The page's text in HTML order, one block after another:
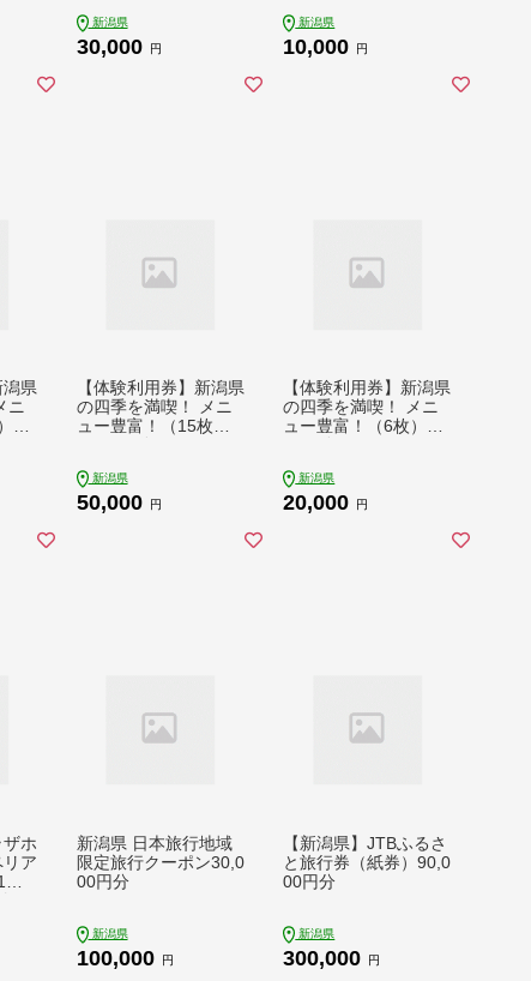
新潟県
30,000 円
新潟県
10,000 円
潟県
ニ
3,0
【体験利用券】新潟県
の四季を満喫！ メニ
ュー豊富！（15枚）1
新潟県
50,000 円
【体験利用券】新潟県
の四季を満喫！ メニ
ュー豊富！（6枚）6,0
新潟県
20,000 円
ホ
ア
新潟県 日本旅行地域
限定旅行クーポン30,0
00円分
新潟県
100,000 円
【新潟県】JTBふるさ
と旅行券（紙券）90,0
00円分
新潟県
300,000 円